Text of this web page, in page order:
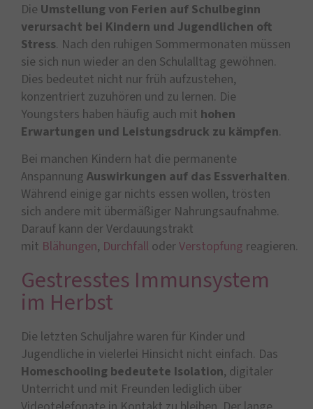
Die Umstellung von Ferien auf Schulbeginn
verursacht bei Kindern und Jugendlichen oft
Stress. Nach den ruhigen Sommermonaten müssen
sie sich nun wieder an den Schulalltag gewöhnen.
Dies bedeutet nicht nur früh aufzustehen,
konzentriert zuzuhören und zu lernen. Die
Youngsters haben häufig auch mit hohen
Erwartungen und Leistungsdruck zu kämpfen.
Bei manchen Kindern hat die permanente
Anspannung Auswirkungen auf das Essverhalten.
Während einige gar nichts essen wollen, trösten
sich andere mit übermäßiger Nahrungsaufnahme.
Darauf kann der Verdauungstrakt
mit Blähungen, Durchfall oderVerstopfung reagieren.
Gestresstes Immunsystem
im Herbst
Die letzten Schuljahre waren für Kinder und
Jugendliche in vielerlei Hinsicht nicht einfach. Das
Homeschooling bedeutete Isolation, digitaler
Unterricht und mit Freunden lediglich über